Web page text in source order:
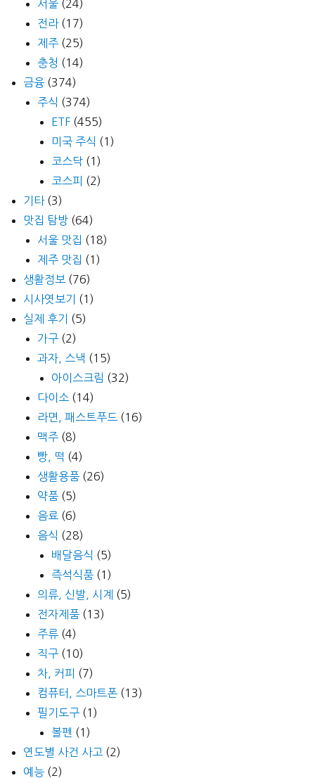
서울 (24)
전라(17)
제주 (25)
충청 (14)
금융 (374)
주식 (374)
ETF (455)
미국 주식 (1)
코스닥 (1)
코스피 (2)
기타(3)
맛집 탐방 (64)
서울 맛집 (18)
제주 맛집 (1)
생활정보 (76)
시사엿보기
(1)
실제 후기
(5)
가구 (2)
과자, 스낵 (15)
아이스크림 (32)
다이소 (14)
라면, 패스트푸드 (16)
맥주 (8)
빵, 떡 (4)
생활용품 (26)
약품 (5)
음료 (6)
음식 (28)
배달음식 (5)
즉석식품 (1)
의류, 신발, 시계 (5)
전자제품 (13)
주류 (4)
직구 (10)
차, 커피 (7)
컴퓨터, 스마트폰 (13)
필기도구 (1)
볼펜 (1)
연도별 사건 사고 (2)
예능 (2)